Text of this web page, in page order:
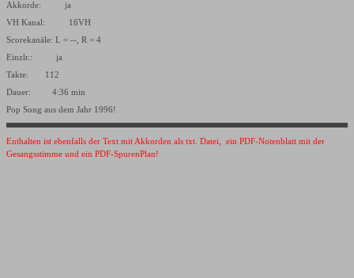
Akkorde: ja
VH Kanal: 16VH
Scorekanäle: L = --, R = 4
Einzlr.: ja
Takte: 112
Dauer: 4:36 min
Pop Song aus dem Jahr 1996!
Enthalten ist ebenfalls der Text mit Akkorden als txt. Datei, ein PDF-Notenblatt mit der
Gesangsstimme und ein PDF-SpurenPlan!